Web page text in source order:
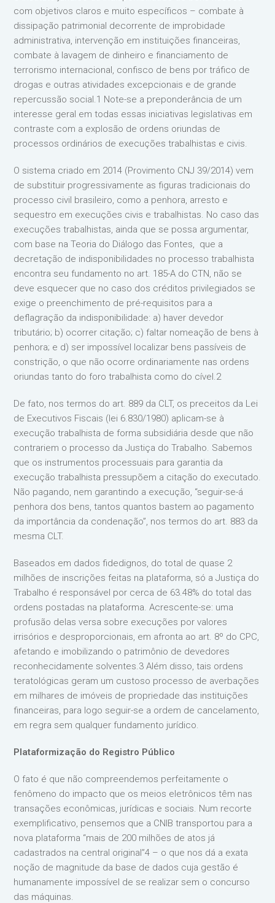
com objetivos claros e muito específicos – combate à
dissipação patrimonial decorrente de improbidade
administrativa, intervenção em instituições financeiras,
combate à lavagem de dinheiro e financiamento de
terrorismo internacional, confisco de bens por tráfico de
drogas e outras atividades excepcionais e de grande
repercussão social.1 Note-se a preponderância de um
interesse geral em todas essas iniciativas legislativas em
contraste com a explosão de ordens oriundas de
processos ordinários de execuções trabalhistas e civis.
O sistema criado em 2014 (Provimento CNJ 39/2014) vem
de substituir progressivamente as figuras tradicionais do
processo civil brasileiro, como a penhora, arresto e
sequestro em execuções civis e trabalhistas. No caso das
execuções trabalhistas, ainda que se possa argumentar,
com base na Teoria do Diálogo das Fontes, que a
decretação de indisponibilidades no processo trabalhista
encontra seu fundamento no art. 185-A do CTN, não se
deve esquecer que no caso dos créditos privilegiados se
exige o preenchimento de pré-requisitos para a
deflagração da indisponibilidade: a) haver devedor
tributário; b) ocorrer citação; c) faltar nomeação de bens à
penhora; e d) ser impossível localizar bens passíveis de
constrição, o que não ocorre ordinariamente nas ordens
oriundas tanto do foro trabalhista como do cível.2
De fato, nos termos do art. 889 da CLT, os preceitos da Lei
de Executivos Fiscais (lei 6.830/1980) aplicam-se à
execução trabalhista de forma subsidiária desde que não
contrariem o processo da Justiça do Trabalho. Sabemos
que os instrumentos processuais para garantia da
execução trabalhista pressupõem a citação do executado.
Não pagando, nem garantindo a execução, “seguir-se-á
penhora dos bens, tantos quantos bastem ao pagamento
da importância da condenação”, nos termos do art. 883 da
mesma CLT.
Baseados em dados fidedignos, do total de quase 2
milhões de inscrições feitas na plataforma, só a Justiça do
Trabalho é responsável por cerca de 63.48% do total das
ordens postadas na plataforma. Acrescente-se: uma
profusão delas versa sobre execuções por valores
irrisórios e desproporcionais, em afronta ao art. 8º do CPC,
afetando e imobilizando o patrimônio de devedores
reconhecidamente solventes.3 Além disso, tais ordens
teratológicas geram um custoso processo de averbações
em milhares de imóveis de propriedade das instituições
financeiras, para logo seguir-se a ordem de cancelamento,
em regra sem qualquer fundamento jurídico.
Plataformização do Registro Público
O fato é que não compreendemos perfeitamente o
fenômeno do impacto que os meios eletrônicos têm nas
transações econômicas, jurídicas e sociais. Num recorte
exemplificativo, pensemos que a CNIB transportou para a
nova plataforma “mais de 200 milhões de atos já
cadastrados na central original”4 – o que nos dá a exata
noção de magnitude da base de dados cuja gestão é
humanamente impossível de se realizar sem o concurso
das máquinas.